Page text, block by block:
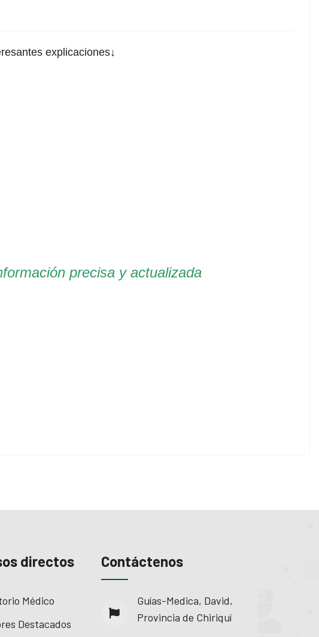
explicaciones↓
precisa y actualizada
directos
Médico
Destacados
Contáctenos
Guías-Medica, David,
Provincia de Chiriquí